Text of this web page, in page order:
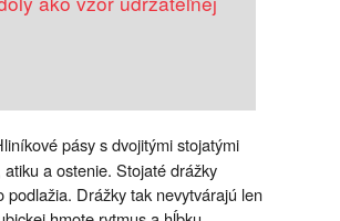
pásy s dvojitými stojatými
a ostenie. Stojaté drážky
Drážky tak nevytvárajú len